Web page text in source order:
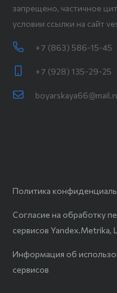
запрещено, частичное
условии ссылки на сайт
+7 (863) 586-15-45
+7 (928) 135-29-25
Политика
Согласие на обработку
сервисов Yandex.Metrika,
Информация об
сервисов